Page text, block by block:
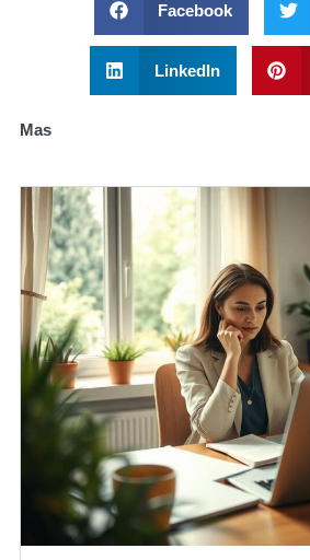
Facebook
LinkedIn
Mas